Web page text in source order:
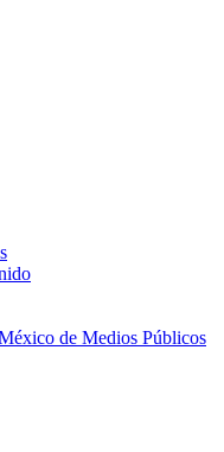
de Medios Públicos